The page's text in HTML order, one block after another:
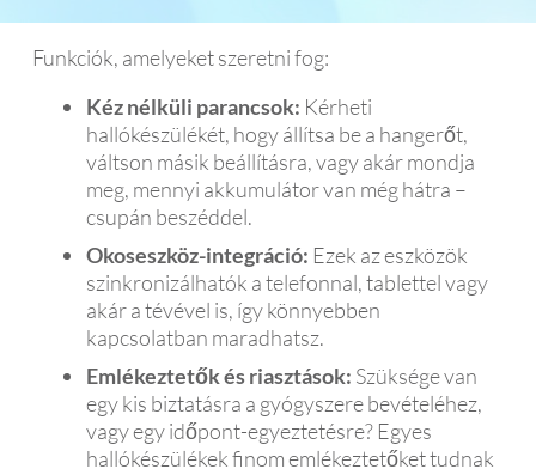
Funkciók, amelyeket szeretni fog:
Kéz nélküli parancsok: Kérheti
hallókészülékét, hogy állítsa be a hangerőt,
váltson másik beállításra, vagy akár mondja
meg, mennyi akkumulátor van még hátra –
csupán beszéddel.
Okoseszköz-integráció: Ezek az eszközök
szinkronizálhatók a telefonnal, tablettel vagy
akár a tévével is, így könnyebben
kapcsolatban maradhatsz.
Emlékeztetők és riasztások: Szüksége van
egy kis biztatásra a gyógyszere bevételéhez,
vagy egy időpont-egyeztetésre? Egyes
hallókészülékek finom emlékeztetőket tudnak